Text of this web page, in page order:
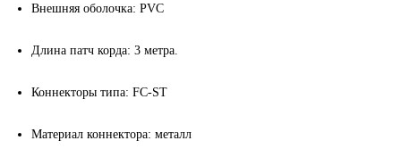
Внешняя оболочка: PVC
Длина патч корда: 3 метра.
Коннекторы типа: FC-ST
Материал коннектора: металл